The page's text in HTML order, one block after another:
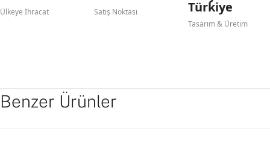
Ülkeye İhracat Satış Noktası Türkiye
Tasarım & Üretim
Benzer Ürünler